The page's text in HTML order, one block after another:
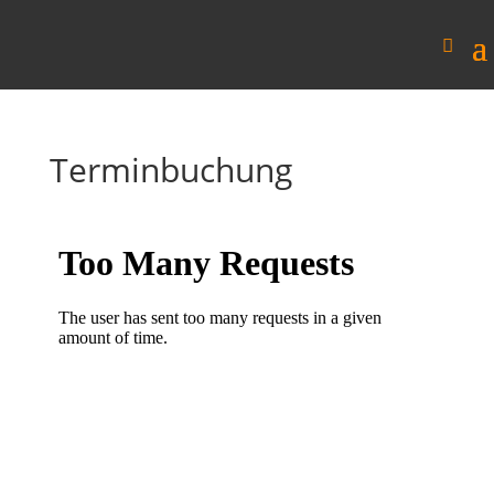
Terminbuchung